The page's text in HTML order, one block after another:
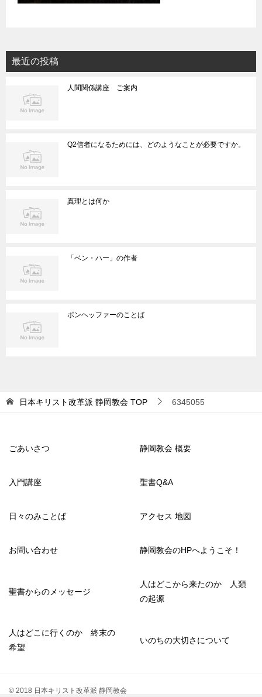
最近の投稿
人間関係講座 ご案内
Q2信者になるためには、どのようなことが必要ですか。
真理とは何か
「ベン・ハー」の作者
ボンヘッファーのことば
日本キリスト改革派 静岡教会 TOP 6345055
ごあいさつ 静岡教会 概要
入門講座 聖書Q&A
日々のみことば アクセス 地図
お問い合わせ 静岡教会のHPへようこそ！
聖書からのメッセージ
人はどこから来たのか 人類
の起源
人はどこに行くのか 終末の
希望
いのちの大切さについて
© 2018 日本キリスト改革派 静岡教会